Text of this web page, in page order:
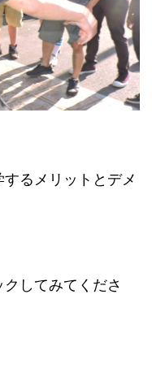
るメリットとデメ
してみてくださ